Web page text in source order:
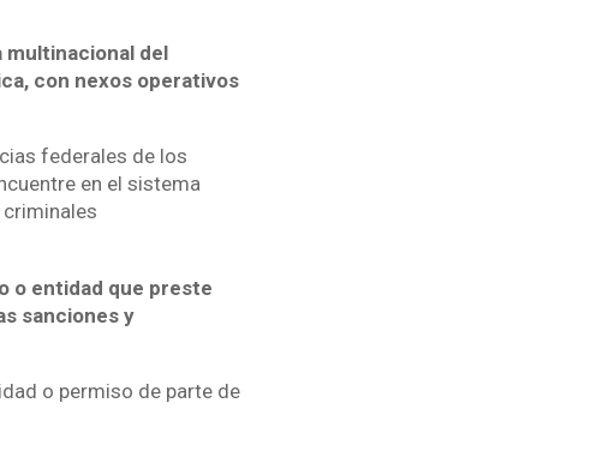
multinacional del
con nexos operativos
federales de los
en el sistema
o entidad que preste
sanciones y
o permiso de parte de